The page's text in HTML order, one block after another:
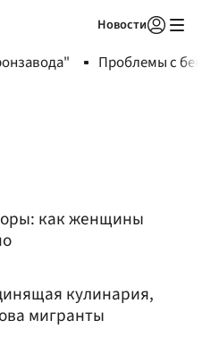
Новости
Проблемы с
как женщины
кулинария,
мигранты